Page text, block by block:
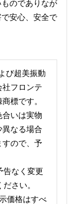
のでありなが
安心、安全で
び超美振動
社フロンテ
標です。
合いは実物
異なる場合
すので、予
告なく変更
さい。
価格はすべ